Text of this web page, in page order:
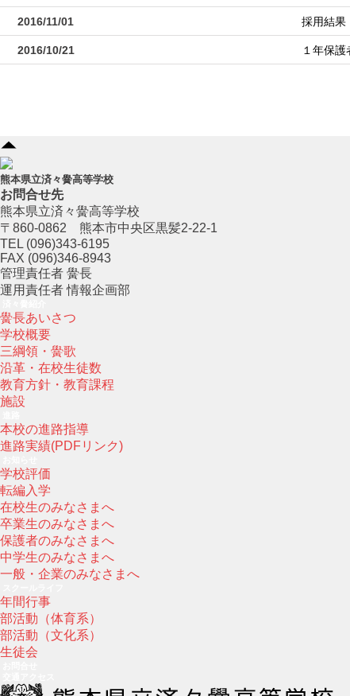
2016/11/01 採用結果
2016/10/21 １年保護
熊本県立済々黌高等学校
お問合せ先
熊本県立済々黌高等学校
〒860-0862 熊本市中央区黒髪2-22-1
TEL (096)343-6195
FAX (096)346-8943
管理責任者 黌長
運用責任者 情報企画部
黌長あいさつ
学校概要
三綱領・黌歌
沿革・在校生徒数
教育方針・教育課程
施設
本校の進路指導
進路実績(PDFリンク)
学校評価
転編入学
在校生のみなさまへ
卒業生のみなさまへ
保護者のみなさまへ
中学生のみなさまへ
一般・企業のみなさまへ
年間行事
部活動（体育系）
部活動（文化系）
生徒会